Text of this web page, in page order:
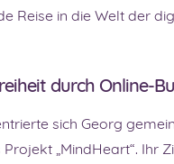
Reise in die Welt der
durch Online-
sich Georg
„MindHeart“. Ihr